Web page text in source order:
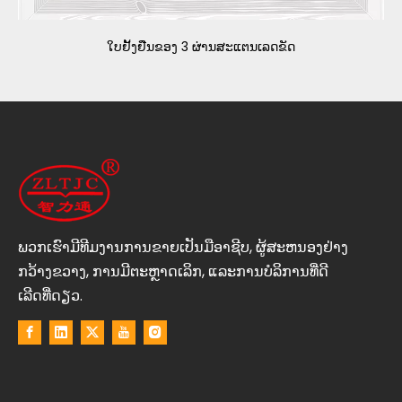
ໃບ​ຢັ້ງ​ຢືນ​ຂອງ 3 ຜ່ານ​ສະ​ແຕນ​ເລດ​ຂັດ​
ພວກ​ເຮົາ​ມີ​ທີມ​ງານ​ການ​ຂາຍ​ເປັນ​ມື​ອາ​ຊີບ​, ຜູ້​ສະ​ຫນອງ​ຢ່າງ​
ກວ້າງ​ຂວາງ​, ການ​ມີ​ຕະ​ຫຼາດ​ເລິກ​, ແລະ​ການ​ບໍ​ລິ​ການ​ທີ່​ດີ​
ເລີດ​ທີ່​ດຽວ​.